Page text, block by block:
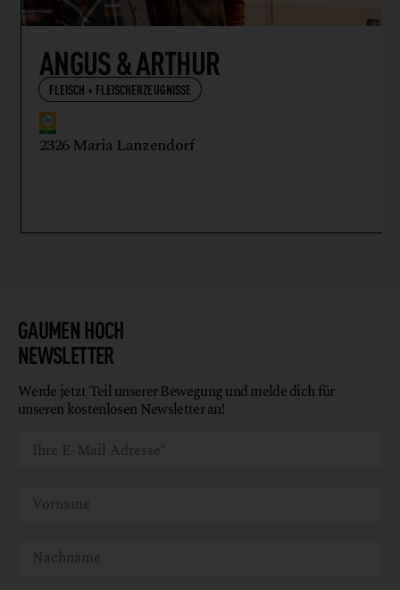
ANGUS & ARTHUR
FLEISCH + FLEISCHERZEUGNISSE
2326 Maria Lanzendorf
GAUMEN HOCH
NEWSLETTER
Werde jetzt Teil unserer Bewegung und melde dich für
unseren kostenlosen Newsletter an!